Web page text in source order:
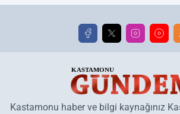
Kastamonu haber ve bilgi kaynağınız